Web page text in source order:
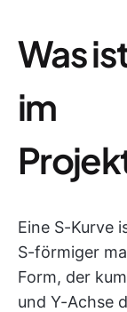
Was
im
Eine S-Kurve
S-förmiger
Form, der
und Y-Achse